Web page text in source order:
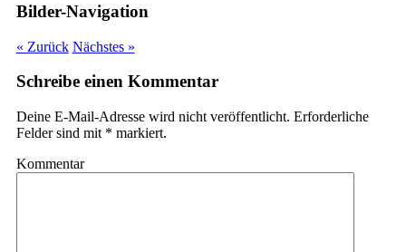
Bilder-Navigation
« Zurück Nächstes »
Schreibe einen Kommentar
Deine E-Mail-Adresse wird nicht veröffentlicht. Erforderliche
Felder sind mit * markiert.
Kommentar